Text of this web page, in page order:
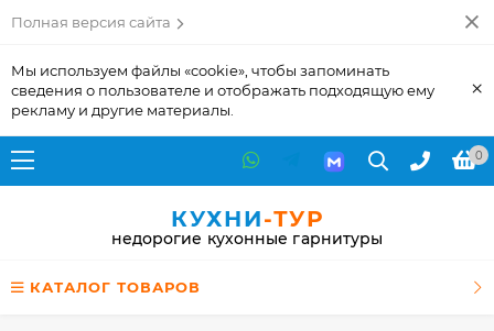
Полная версия сайта
Мы используем файлы «cookie», чтобы запоминать
сведения о пользователе и отображать подходящую ему
рекламу и другие материалы.
×
0
КУХНИ-ТУР
недорогие кухонные гарнитуры
КАТАЛОГ ТОВАРОВ